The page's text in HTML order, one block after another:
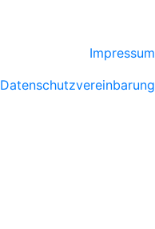
Impressum
Datenschutzvereinbarung